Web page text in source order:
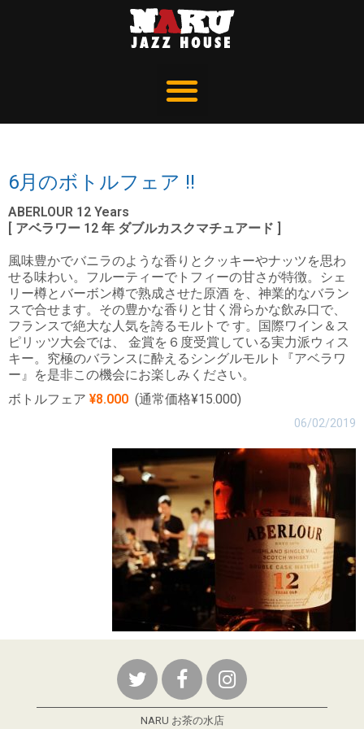
6月のボトルフェア !!
ABERLOUR 12 Years
[ アベラワー 12 年 ダブルカスクマチュアード ]
風味豊かでバニラのような香りとクッキーやナッツを思わ
せる味わい。フルーティーでトフィーの甘さが特徴。シェ
リー樽とバーボン樽で熟成させた原酒 を、神業的なバラン
スで合せます。その豊かな香りと甘く滑らかな飲み口で、
フランスで絶大な人気を誇るモルトで す。国際ワイン＆ス
ピリッツ大会では、 金賞を６度受賞している実力派ウィス
キー。究極のバランスに酔えるシングルモルト『アベラワ
ー』を是非この機会にお楽しみください。
ボトルフェア ¥8.000 (通常価格¥15.000)
06/02/2019
NARU お茶の水店